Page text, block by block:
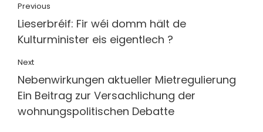
Previous
Lieserbréif: Fir wéi domm hält de
Kulturminister eis eigentlech ?
Next
Nebenwirkungen aktueller Mietregulierung
Ein Beitrag zur Versachlichung der
wohnungspolitischen Debatte